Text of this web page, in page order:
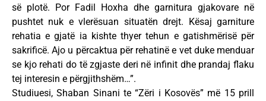
së plotë. Por Fadil Hoxha dhe garnitura gjakovare në
pushtet nuk e vlerësuan situatën drejt. Kësaj garniture
rehatia e gjatë ia kishte thyer tehun e gatishmërisë për
sakrificë. Ajo u përcaktua për rehatinë e vet duke menduar
se kjo rehati do të zgjaste deri në infinit dhe prandaj flaku
tej interesin e përgjithshëm…”.
Studiuesi, Shaban Sinani te “Zëri i Kosovës” më 15 prill